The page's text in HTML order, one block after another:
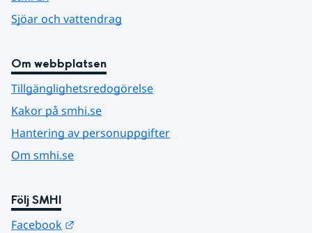
Sjöar och vattendrag
Om webbplatsen
Tillgänglighetsredogörelse
Kakor på smhi.se
Hantering av personuppgifter
Om smhi.se
Följ SMHI
Facebook